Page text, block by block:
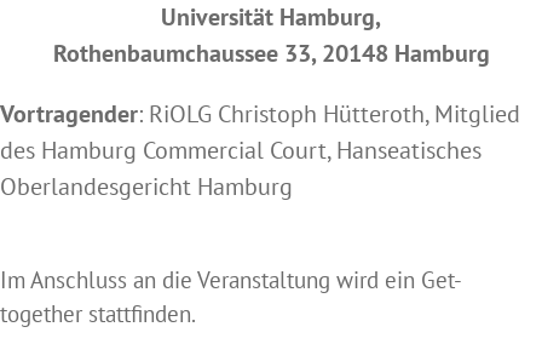
Universität Hamburg,
Rothenbaumchaussee 33, 20148 Hamburg
Vortragender: RiOLG Christoph Hütteroth, Mitglied
des Hamburg Commercial Court, Hanseatisches
Oberlandesgericht Hamburg
Im Anschluss an die Veranstaltung wird ein Get-
together stattfinden.